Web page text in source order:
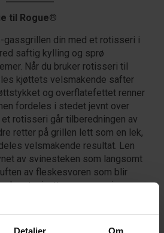
Detaljer Om
til Rogue®
gassgrillen din med et rotisseri i
saftig kylling og sprø
Når du bruker rotisseri til
kjøttets velsmakende safter
og overflatefettet renner
fordeles i stedet jevnt over
rotisseri går tilberedningen av
retter på grillen lett som en lek,
velsmakende resultat. Len
av svinesteken som langsomt
av fleskesvoren som blir
hvert minutt, sprer seg gjennom